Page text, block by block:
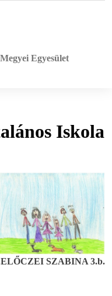
Egyesület
Iskola
SZABINA 3.b.